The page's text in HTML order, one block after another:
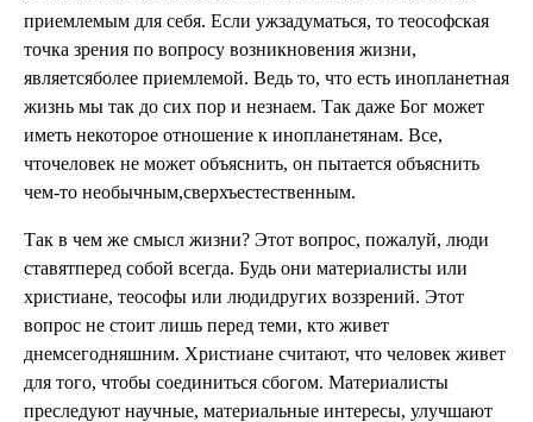
приемлемым для себя. Если ужзадуматься, то теософская
точка зрения по вопросу возникновения жизни,
являетсяболее приемлемой. Ведь то, что есть инопланетная
жизнь мы так до сих пор и незнаем. Так даже Бог может
иметь некоторое отношение к инопланетянам. Все,
чточеловек не может объяснить, он пытается объяснить
чем-то необычным,сверхъестественным.
Так в чем же смысл жизни? Этот вопрос, пожалуй, люди
ставятперед собой всегда. Будь они материалисты или
христиане, теософы или людидругих воззрений. Этот
вопрос не стоит лишь перед теми, кто живет
днемсегодняшним. Христиане считают, что человек живет
для того, чтобы соединиться сбогом. Материалисты
преследуют научные, материальные интересы, улучшают